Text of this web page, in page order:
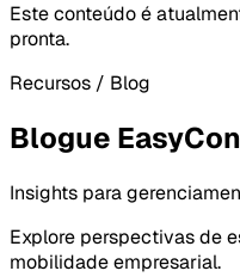
Este conteúdo é
pronta.
Recursos / Blog
Blogue
Insights para
Explore perspectivas de
mobilidade empresarial.